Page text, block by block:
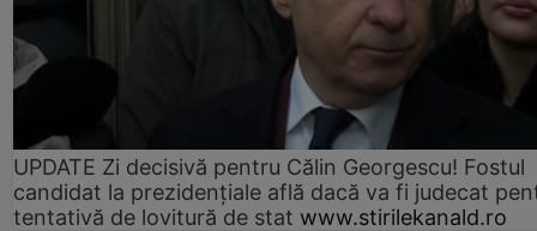
UPDATE Zi decisivă pentru Călin Georgescu! Fostul
candidat la prezidențiale află dacă va fi judecat
tentativă de lovitură de stat www.stirilekanald.ro